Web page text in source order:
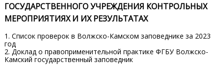
ГОСУДАРСТВЕННОГО УЧРЕЖДЕНИЯ КОНТРОЛЬНЫХ
МЕРОПРИЯТИЯХ И ИХ РЕЗУЛЬТАТАХ
1. Список проверок в Волжско-Камском заповеднике за 2023
год
2. Доклад о правоприменительной практике ФГБУ Волжско-
Камский государственный заповедник